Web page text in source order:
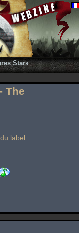
Stars
- The
label